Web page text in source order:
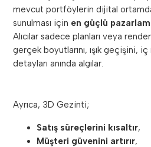
mevcut portföylerin dijital
sunulması için en güçlü
Alıcılar sadece planları veya
gerçek boyutlarını, ışık geçişini, iç
detayları anında algılar.
Ayrıca, 3D Gezinti;
Satış süreçlerini kısaltır,
Müşteri güvenini artırır,